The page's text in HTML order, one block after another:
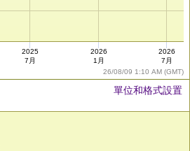
26/08/09 1:10 AM (GMT)
2025
7月
2026
1月
2026
7月
單位和格式設置